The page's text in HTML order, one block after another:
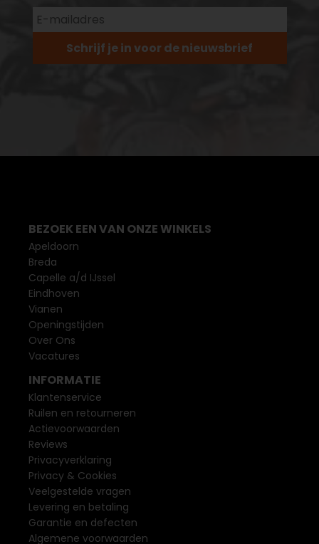
Schrijf je in voor de nieuwsbrief
BEZOEK EEN VAN ONZE WINKELS
Apeldoorn
Breda
Capelle a/d IJssel
Eindhoven
Vianen
Openingstijden
Over Ons
Vacatures
INFORMATIE
Klantenservice
Ruilen en retourneren
Actievoorwaarden
Reviews
Privacyverklaring
Privacy & Cookies
Veelgestelde vragen
Levering en betaling
Garantie en defecten
Algemene voorwaarden